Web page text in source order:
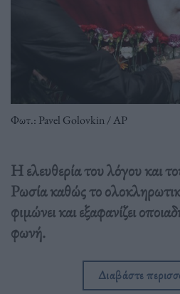
Φωτ.: Pavel Golovkin / AP
Η ελευθερία του λόγου και
Ρωσία καθώς το
φιμώνει και εξαφανίζει
φωνή.
Διαβάστε